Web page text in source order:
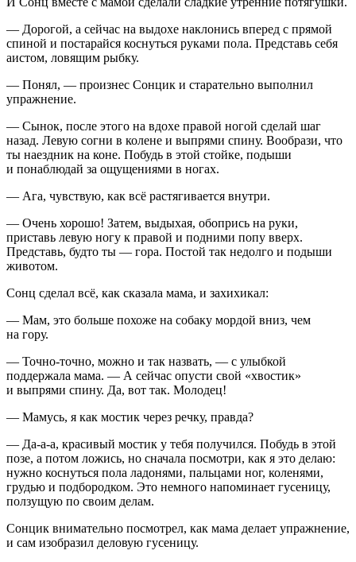
— Дорогой, а сейчас на выдохе наклонись вперед с прямой
спиной и постарайся коснуться руками пола. Представь себя
аистом, ловящим рыбку.
— Понял, — произнес Сонцик и старательно выполнил
упражнение.
— Сынок, после этого на вдохе правой ногой сделай шаг
назад. Левую согни в колене и выпрями спину. Вообрази, что
ты наездник на коне. Побудь в этой стойке, подыши
и понаблюдай за ощущениями в ногах.
— Ага, чувствую, как всё растягивается внутри.
— Очень хорошо! Затем, выдыхая, обопрись на руки,
приставь левую ногу к правой и подними попу вверх.
Представь, будто ты — гора. Постой так недолго и подыши
животом.
Сонц сделал всё, как сказала мама, и захихикал:
— Мам, это больше похоже на собаку мордой вниз, чем
на гору.
— Точно-точно, можно и так назвать, — с улыбкой
поддержала мама. — А сейчас опусти свой «хвостик»
и выпрями спину. Да, вот так. Молодец!
— Мамусь, я как мостик через речку, правда?
— Да-а-а, красивый мостик у тебя получился. Побудь в этой
позе, а потом ложись, но сначала посмотри, как я это делаю:
нужно коснуться пола ладонями, пальцами ног, коленями,
грудью и подбородком. Это немного напоминает гусеницу,
ползущую по своим делам.
Сонцик внимательно посмотрел, как мама делает упражнение,
и сам изобразил деловую гусеницу.